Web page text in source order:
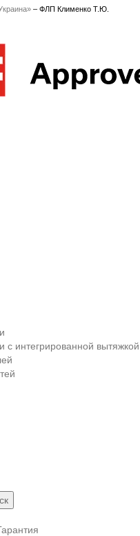
– ФЛП Клименко Т.Ю.
с интегрированной вытяжкой